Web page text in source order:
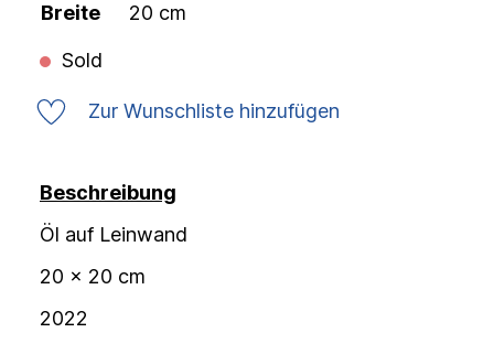
Breite
20 cm
Sold
Zur Wunschliste hinzufügen
Beschreibung
Öl auf Leinwand
20 x 20 cm
2022